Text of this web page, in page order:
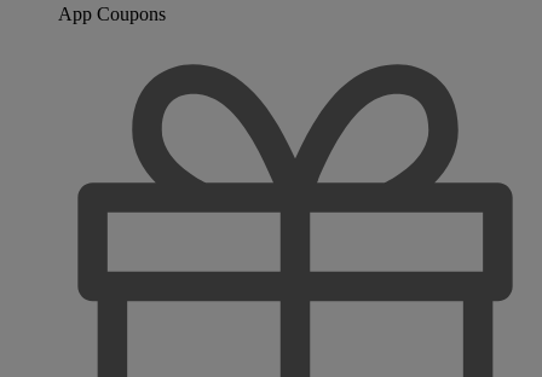
App Coupons